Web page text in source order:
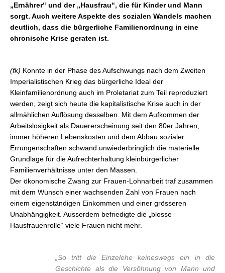
„Ernährer“ und der „Hausfrau“, die für Kinder und Mann
sorgt. Auch weitere Aspekte des sozialen Wandels machen
deutlich, dass die bürgerliche Familienordnung in eine
chronische Krise geraten ist.
(fk) Konnte in der Phase des Aufschwungs nach dem Zweiten
Imperialistischen Krieg das bürgerliche Ideal der
Kleinfamilienordnung auch im Proletariat zum Teil reproduziert
werden, zeigt sich heute die kapitalistische Krise auch in der
allmählichen Auflösung desselben. Mit dem Aufkommen der
Arbeitslosigkeit als Dauererscheinung seit den 80er Jahren,
immer höheren Lebenskosten und dem Abbau sozialer
Errungenschaften schwand unwiederbringlich die materielle
Grundlage für die Aufrechterhaltung kleinbürgerlicher
Familienverhältnisse unter den Massen.
Der ökonomische Zwang zur Frauen-Lohnarbeit traf zusammen
mit dem Wunsch einer wachsenden Zahl von Frauen nach
einem eigenständigen Einkommen und einer grösseren
Unabhängigkeit. Ausserdem befriedigte die „blosse
Hausfrauenrolle“ viele Frauen nicht mehr.
„So tritt die Einzelehe keineswegs ein in die
Geschichte als die Versöhnung von Mann und